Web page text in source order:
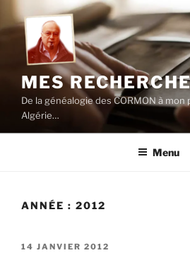
au
contenu
principal
MES
De la généalogie des CORMON à
Algérie…
Menu
ANNÉE : 2012
PUBLIÉ
14 JANVIER 2012